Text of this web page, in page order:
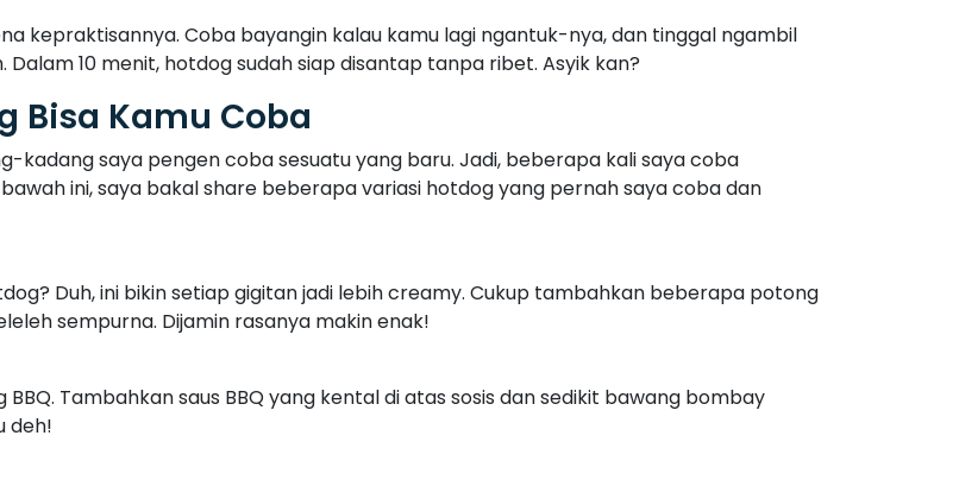
ini, saya tambahkan saus sambal extra pedas dan beberapa iris cabai rawit. Untuk
keduanya. Gunakan sosis sebagai inti, lalu tambahkan bahan-bahan taco seperti
Street Food